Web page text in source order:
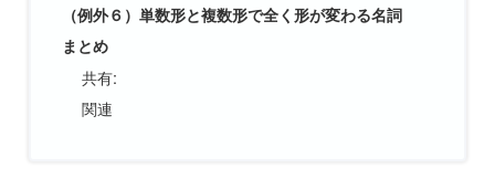
（例外６）単数形と複数形で全く形が変わる名詞
まとめ
共有:
関連